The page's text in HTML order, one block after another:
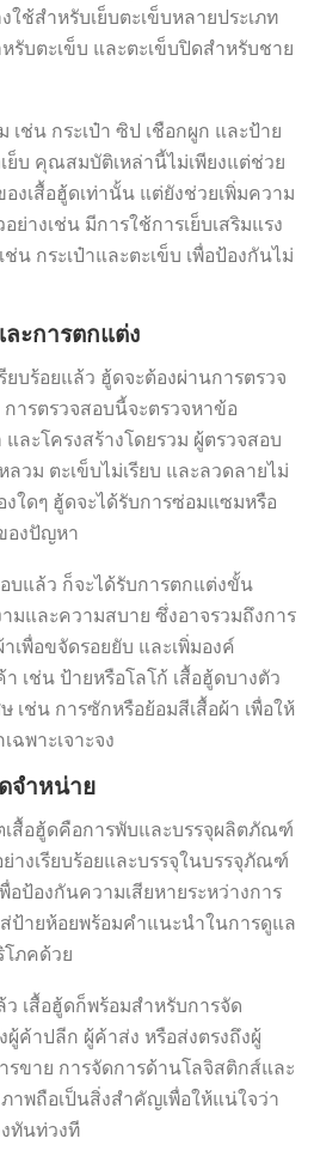
ใช้สำหรับเย็บตะเข็บหลายประเภท
รับตะเข็บ และตะเข็บปิดสำหรับชาย
เช่น กระเป๋า ซิป เชือกผูก และป้าย
ย็บ คุณสมบัติเหล่านี้ไม่เพียงแต่ช่วย
งเสื้อฮู้ดเท่านั้น แต่ยังช่วยเพิ่มความ
างเช่น มีการใช้การเย็บเสริมแรง
น กระเป๋าและตะเข็บ เพื่อป้องกันไม่
ะการตกแต่ง
ยบร้อยแล้ว ฮู้ดจะต้องผ่านการตรวจ
ารตรวจสอบนี้จะตรวจหาข้อ
และโครงสร้างโดยรวม ผู้ตรวจสอบ
วม ตะเข็บไม่เรียบ และลวดลายไม่
ใดๆ ฮู้ดจะได้รับการซ่อมแซมหรือ
องปัญหา
บแล้ว ก็จะได้รับการตกแต่งขั้น
มและความสบาย ซึ่งอาจรวมถึงการ
เพื่อขจัดรอยยับ และเพิ่มองค์
เช่น ป้ายหรือโลโก้ เสื้อฮู้ดบางตัว
เช่น การซักหรือย้อมสีเสื้อผ้า เพื่อให้
พาะเจาะจง
จำหน่าย
สื้อฮู้ดคือการพับและบรรจุผลิตภัณฑ์
างเรียบร้อยและบรรจุในบรรจุภัณฑ์
อป้องกันความเสียหายระหว่างการ
ป้ายห้อยพร้อมคำแนะนำในการดูแล
ภคด้วย
ว เสื้อฮู้ดก็พร้อมสำหรับการจัด
ผู้ค้าปลีก ผู้ค้าส่ง หรือส่งตรงถึงผู้
ขาย การจัดการด้านโลจิสติกส์และ
าพถือเป็นสิ่งสำคัญเพื่อให้แน่ใจว่า
ทันท่วงที